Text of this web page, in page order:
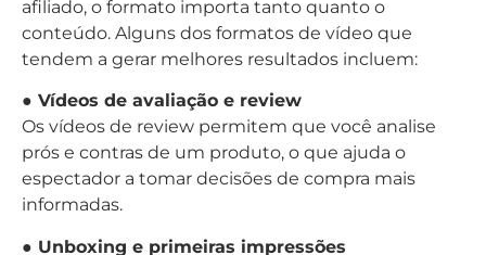
afiliado, o formato importa tanto quanto o
conteúdo. Alguns dos formatos de vídeo que
tendem a gerar melhores resultados incluem:
● Vídeos de avaliação e review
Os vídeos de review permitem que você analise
prós e contras de um produto, o que ajuda o
espectador a tomar decisões de compra mais
informadas.
● Unboxing e primeiras impressões